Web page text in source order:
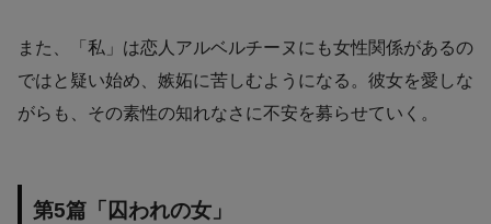
また、「私」は恋人アルベルチーヌにも女性関係があるの
ではと疑い始め、嫉妬に苦しむようになる。彼女を愛しな
がらも、その素性の知れなさに不安を募らせていく。
第5篇「囚われの女」